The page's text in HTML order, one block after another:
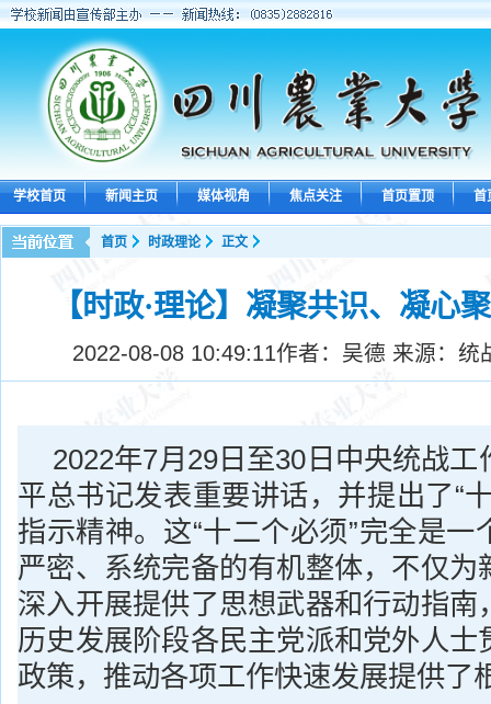
学校首页 新闻主页 媒体视角 焦点关注 首页置顶 首
首页 时政理论 正文
【时政·理论】凝聚共识、凝心
2022-08-08 10:49:11作者：吴德 来源：统
2022年7月29日至30日中央统战
平总书记发表重要讲话，并提出了“
指示精神。这“十二个必须”完全是一
严密、系统完备的有机整体，不仅为
深入开展提供了思想武器和行动指南
历史发展阶段各民主党派和党外人士
政策，推动各项工作快速发展提供了